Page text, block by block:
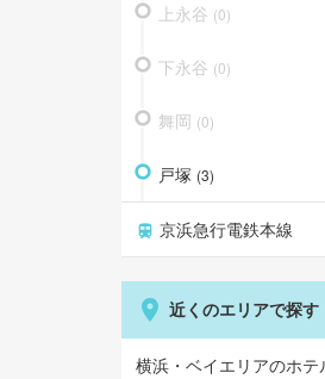
上永谷 (0)
下永谷 (0)
舞岡 (0)
戸塚 (3)
京浜急行電鉄本線
近くのエリアで探す
横浜・ベイエリアのホテ